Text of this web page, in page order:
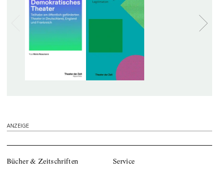
ANZEIGE
Bücher & Zeitschriften Service